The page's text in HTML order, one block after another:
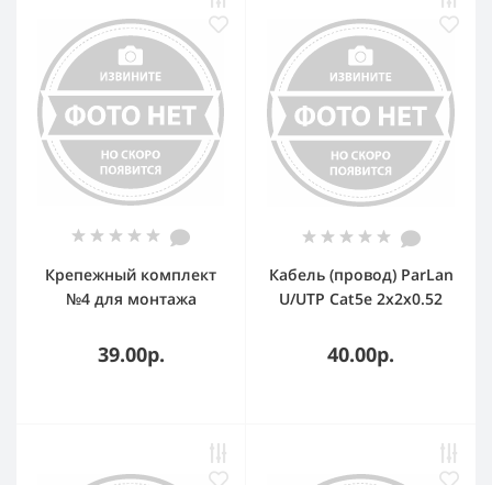
Крепежный комплект
№4 для монтажа
39.00р.
Кабель (провод) ParLan
U/UTP Cat5e 2х2х0.52
40.00р.